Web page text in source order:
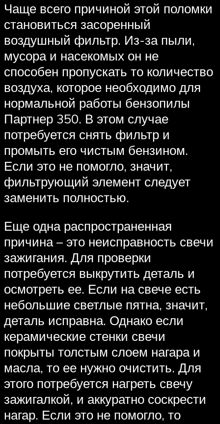
Чаще всего причиной этой поломки
становиться засоренный
воздушный фильтр. Из-за пыли,
мусора и насекомых он не
способен пропускать то количество
воздуха, которое необходимо для
нормальной работы бензопилы
Партнер 350. В этом случае
потребуется снять фильтр и
промыть его чистым бензином.
Если это не помогло, значит,
фильтрующий элемент следует
заменить полностью.
Еще одна распространенная
причина – это неисправность свечи
зажигания. Для проверки
потребуется выкрутить деталь и
осмотреть ее. Если на свече есть
небольшие светлые пятна, значит,
деталь исправна. Однако если
керамические стенки свечи
покрыты толстым слоем нагара и
масла, то ее нужно очистить. Для
этого потребуется нагреть свечу
зажигалкой, и аккуратно соскрести
нагар. Если это не помогло, то